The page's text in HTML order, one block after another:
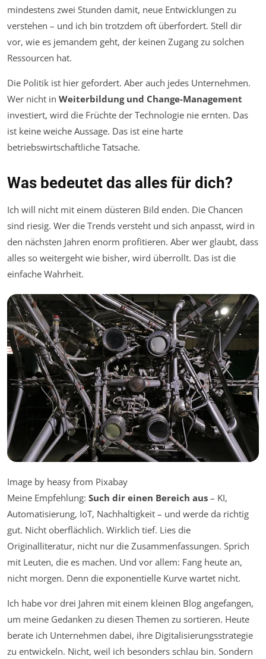
mindestens zwei Stunden damit, neue Entwicklungen zu
verstehen – und ich bin trotzdem oft überfordert. Stell dir
vor, wie es jemandem geht, der keinen Zugang zu solchen
Ressourcen hat.
Die Politik ist hier gefordert. Aber auch jedes Unternehmen.
Wer nicht in Weiterbildung und Change-Management
investiert, wird die Früchte der Technologie nie ernten. Das
ist keine weiche Aussage. Das ist eine harte
betriebswirtschaftliche Tatsache.
Was bedeutet das alles für dich?
Ich will nicht mit einem düsteren Bild enden. Die Chancen
sind riesig. Wer die Trends versteht und sich anpasst, wird in
den nächsten Jahren enorm profitieren. Aber wer glaubt, dass
alles so weitergeht wie bisher, wird überrollt. Das ist die
einfache Wahrheit.
Image by heasy from Pixabay
Meine Empfehlung: Such dir einen Bereich aus – KI,
Automatisierung, IoT, Nachhaltigkeit – und werde da richtig
gut. Nicht oberflächlich. Wirklich tief. Lies die
Originalliteratur, nicht nur die Zusammenfassungen. Sprich
mit Leuten, die es machen. Und vor allem: Fang heute an,
nicht morgen. Denn die exponentielle Kurve wartet nicht.
Ich habe vor drei Jahren mit einem kleinen Blog angefangen,
um meine Gedanken zu diesen Themen zu sortieren. Heute
berate ich Unternehmen dabei, ihre Digitalisierungsstrategie
zu entwickeln. Nicht, weil ich besonders schlau bin. Sondern